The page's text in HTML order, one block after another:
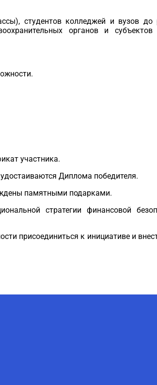
студентов колледжей и вузов до
органов и субъектов
участника.
Диплома победителя.
памятными подарками.
стратегии финансовой
присоединиться к инициативе и
AI-Talapker